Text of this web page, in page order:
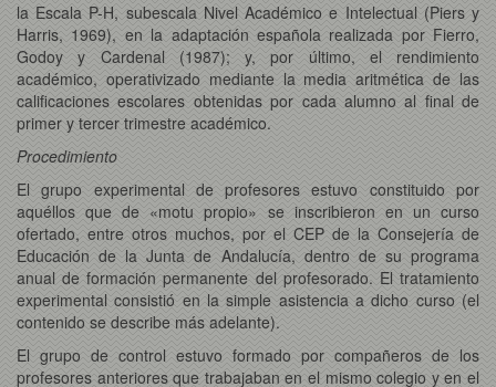
la Escala P-H, subescala Nivel Académico e Intelectual (Piers y
Harris, 1969), en la adaptación española realizada por Fierro,
Godoy y Cardenal (1987); y, por último, el rendimiento
académico, operativizado mediante la media aritmética de las
calificaciones escolares obtenidas por cada alumno al final de
primer y tercer trimestre académico.
Procedimiento
El grupo experimental de profesores estuvo constituido por
aquéllos que de «motu propio» se inscribieron en un curso
ofertado, entre otros muchos, por el CEP de la Consejería de
Educación de la Junta de Andalucía, dentro de su programa
anual de formación permanente del profesorado. El tratamiento
experimental consistió en la simple asistencia a dicho curso (el
contenido se describe más adelante).
El grupo de control estuvo formado por compañeros de los
profesores anteriores que trabajaban en el mismo colegio y en el